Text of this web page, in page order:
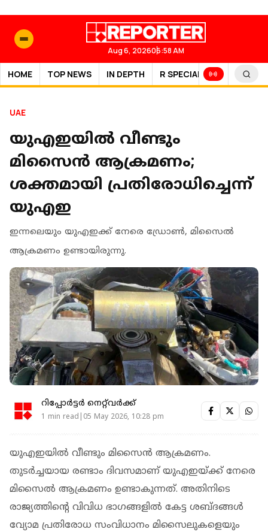
Aug 6, 202606:58 AM
HOME TOP NEWS IN DEPTH R SPECIAL SPORTS
UAE
യുഎഇയില്‍ വീണ്ടും
മിസൈന്‍ ആക്രമണം;
ശക്തമായി പ്രതിരോധിച്ചെന്ന്
യുഎഇ
ഇന്നലെയും യുഎഇക്ക് നേരെ ഡ്രോൺ, മിസൈൽ
ആക്രമണം ഉണ്ടായിരുന്നു.
റിപ്പോർട്ടർ നെറ്റ്‌വര്‍ക്ക്‌
1 min read|05 May 2026, 10:28 pm
യുഎഇയില്‍ വീണ്ടും മിസൈന്‍ ആക്രമണം.
തുടര്‍ച്ചയായ രണ്ടാം ദിവസമാണ് യുഎഇയ്ക്ക് നേരെ
മിസൈൽ ആക്രമണം ഉണ്ടാകുന്നത്. അതിനിടെ
രാജ്യത്തിന്റെ വിവിധ ഭാഗങ്ങളില്‍ കേട്ട ശബ്ദങ്ങള്‍
വ്യോമ പ്രതിരോധ സംവിധാനം മിസൈലുകളെയും